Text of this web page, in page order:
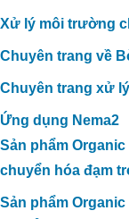
Xử lý môi trường
Chuyên trang về
Chuyên trang xử
Ứng dụng Nema2
Sản phẩm
chuyển hóa đạm
Sản phẩm